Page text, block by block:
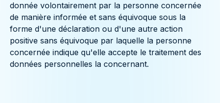
donnée volontairement par la personne concernée
de manière informée et sans équivoque sous la
forme d'une déclaration ou d'une autre action
positive sans équivoque par laquelle la personne
concernée indique qu'elle accepte le traitement des
données personnelles la concernant.